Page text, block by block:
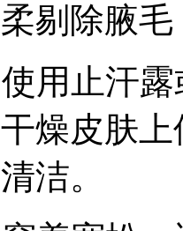
剔除腋
用止汗
燥皮肤
洁。